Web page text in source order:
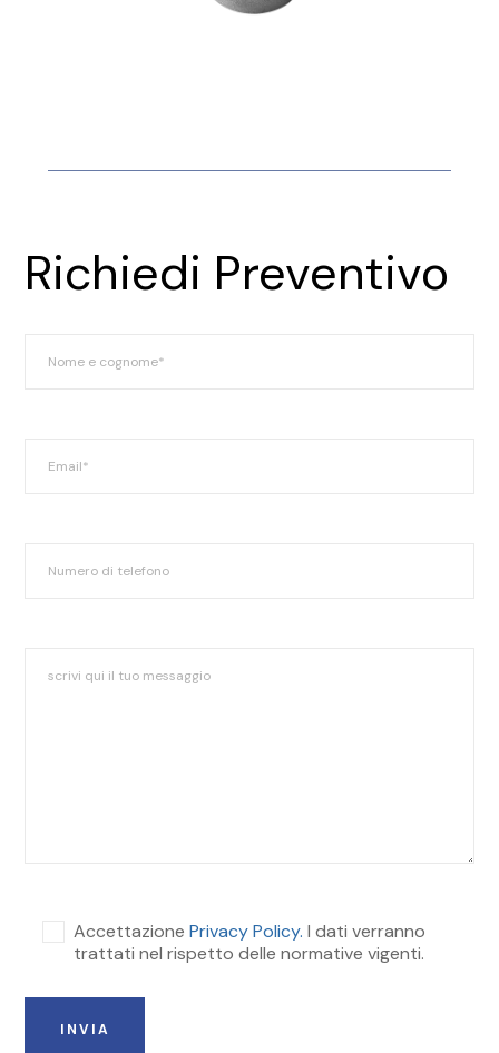
Richiedi Preventivo
AccettazionePrivacy Policy. I dati verranno
trattati nel rispetto delle normative vigenti.